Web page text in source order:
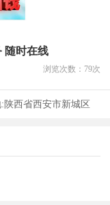
随时在线
浏览次数： 79次
陕西省西安市新城区